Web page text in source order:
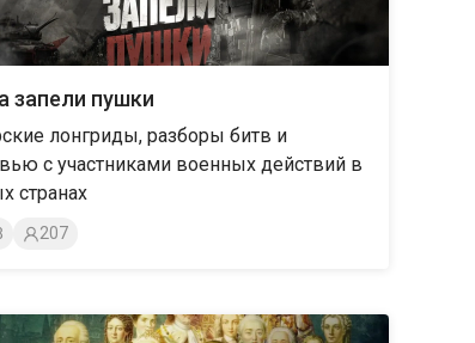
запели пушки
лонгриды, разборы битв и
с участниками военных действий в
странах
207